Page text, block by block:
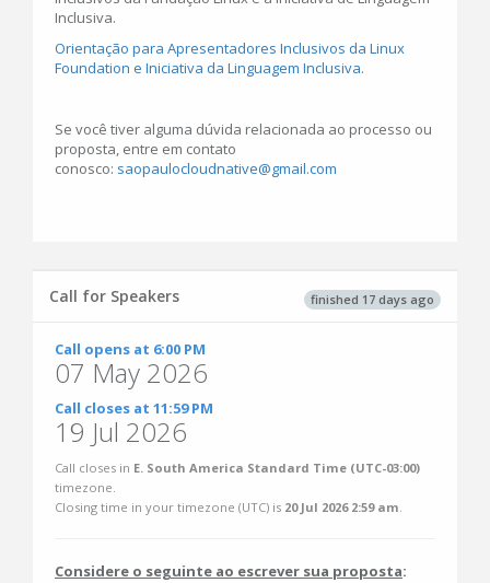
Inclusiva.
Orientação para Apresentadores Inclusivos da Linux
Foundation e Iniciativa da Linguagem Inclusiva.
Se você tiver alguma dúvida relacionada ao processo ou
proposta, entre em contato
conosco: saopaulocloudnative@gmail.com
finished 17 days ago
Call for Speakers
Call opens at 6:00 PM
07 May 2026
Call closes at 11:59 PM
19 Jul 2026
Call closes in E. South America Standard Time (UTC-03:00)
timezone.
Closing time in your timezone (UTC) is 20 Jul 2026 2:59 am.
Considere o seguinte ao escrever sua proposta: